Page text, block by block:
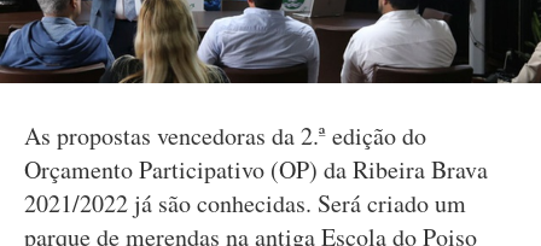
As propostas vencedoras da 2.ª edição do
Orçamento Participativo (OP) da Ribeira Brava
2021/2022 já são conhecidas. Será criado um
parque de merendas na antiga Escola do Poiso